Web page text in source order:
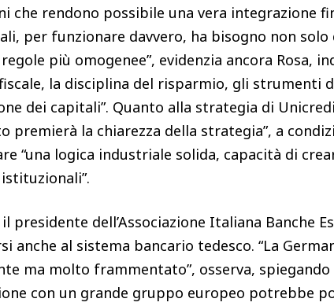
che rendono possibile una vera integrazione
per funzionare davvero, ha bisogno non
più omogenee”, evidenzia ancora Rosa,
la disciplina del risparmio, gli strumenti
dei capitali”. Quanto alla strategia di
premierà la chiarezza della strategia”, a
“una logica industriale solida, capacità di
il presidente dell’Associazione Italiana Banche
anche al sistema bancario tedesco. “La
ma molto frammentato”, osserva, spiegando
con un grande gruppo europeo potrebbe